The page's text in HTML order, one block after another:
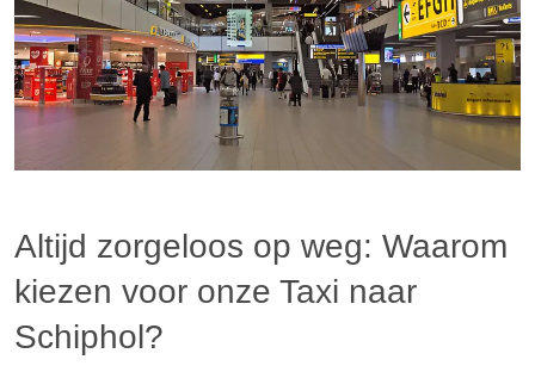
Altijd zorgeloos op weg: Waarom
kiezen voor onze Taxi naar
Schiphol?